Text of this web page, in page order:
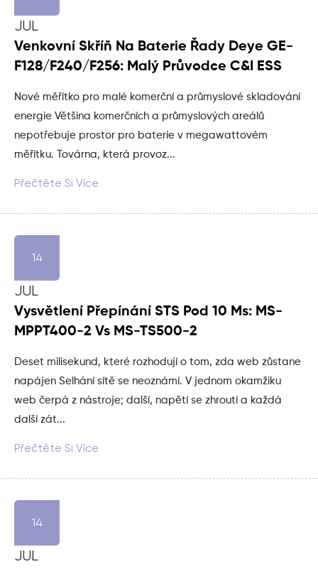
JUL
Venkovní Skříň Na Baterie Řady Deye GE-
F128/F240/F256: Malý Průvodce C&I ESS
Nové měřítko pro malé komerční a průmyslové skladování
energie Většina komerčních a průmyslových areálů
nepotřebuje prostor pro baterie v megawattovém
měřítku. Továrna, která provoz...
Přečtěte Si Více
14
JUL
Vysvětlení Přepínání STS Pod 10 Ms: MS-
MPPT400-2 Vs MS-TS500-2
Deset milisekund, které rozhodují o tom, zda web zůstane
napájen Selhání sítě se neoznámí. V jednom okamžiku
web čerpá z nástroje; další, napětí se zhroutí a každá
další zát...
Přečtěte Si Více
14
JUL